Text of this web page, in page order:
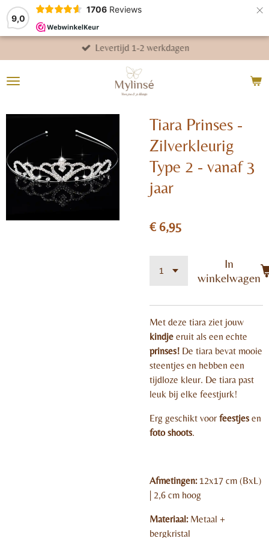
9,0
1706 Reviews ×
Levertijd 1-2 werkdagen
Tiara Prinses -
Zilverkleurig
Type 2 - vanaf 3
jaar
€ 6,95
In
winkelwagen
Met deze tiara ziet jouw
kindje eruit als een echte
prinses! De tiara bevat mooie
steentjes en hebben een
tijdloze kleur. De tiara past
leuk bij elke feestjurk!
Erg geschikt voor feestjes en
foto shoots.
Afmetingen:12x17 cm (BxL)
| 2,6 cm hoog
Materiaal:Metaal +
bergkristal